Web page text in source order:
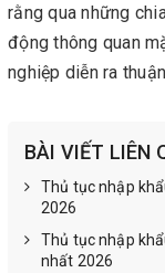
rằng qua những
động thông quan
nghiệp diễn ra
BÀI VIẾT LIÊN
Thủ tục nhập
2026
Thủ tục nhập
nhất 2026